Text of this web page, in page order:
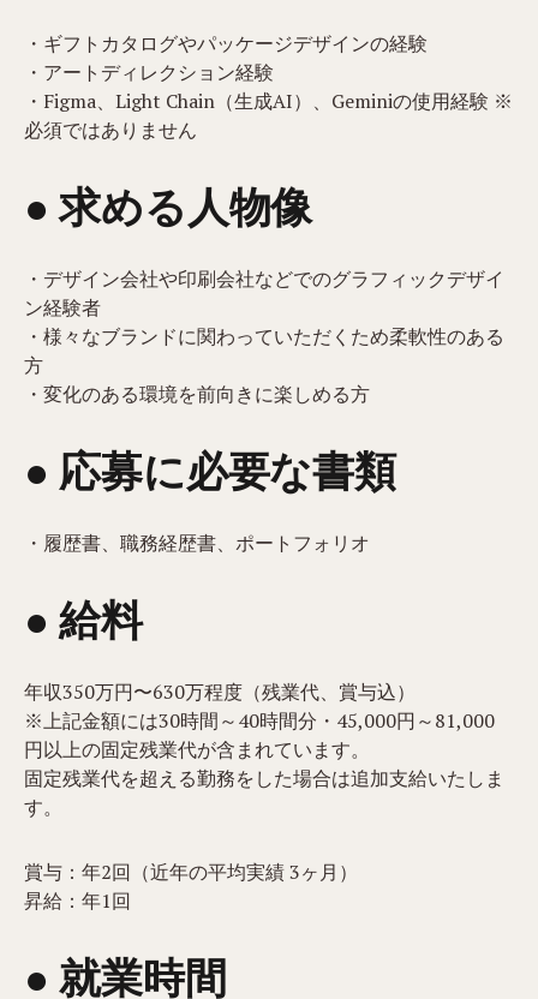
・ギフトカタログやパッケージデザインの経験
・アートディレクション経験
・Figma、Light Chain（生成AI）、Geminiの使用経験 ※
必須ではありません
● 求める人物像
・デザイン会社や印刷会社などでのグラフィックデザイ
ン経験者
・様々なブランドに関わっていただくため柔軟性のある
方
・変化のある環境を前向きに楽しめる方
● 応募に必要な書類
・履歴書、職務経歴書、ポートフォリオ
● 給料
年収350万円〜630万程度（残業代、賞与込）
※上記金額には30時間～40時間分・45,000円～81,000
円以上の固定残業代が含まれています。
固定残業代を超える勤務をした場合は追加支給いたしま
す。
賞与：年2回（近年の平均実績 3ヶ月）
昇給：年1回
● 就業時間